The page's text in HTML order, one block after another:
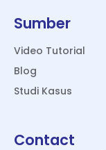
Sumber
Video Tutorial
Blog
Studi Kasus
Contact